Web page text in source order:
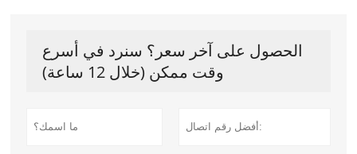
الحصول على آخر سعر؟ سنرد في أسرع
وقت ممكن (خلال 12 ساعة)